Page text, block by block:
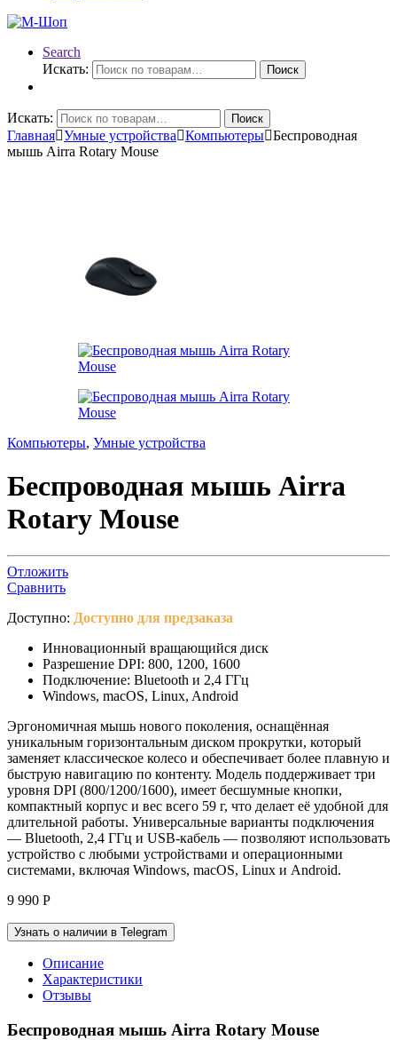
Search
Искать:
Поиск
Искать: Поиск
Главная Умные устройства Компьютеры Беспроводная
мышь Airra Rotary Mouse
Компьютеры, Умные устройства
Беспроводная мышь Airra
Rotary Mouse
Отложить
Сравнить
Доступно: Доступно для предзаказа
Инновационный вращающийся диск
Разрешение DPI: 800, 1200, 1600
Подключение: Bluetooth и 2,4 ГГц
Windows, macOS, Linux, Android
Эргономичная мышь нового поколения, оснащённая
уникальным горизонтальным диском прокрутки, который
заменяет классическое колесо и обеспечивает более плавную и
быструю навигацию по контенту. Модель поддерживает три
уровня DPI (800/1200/1600), имеет бесшумные кнопки,
компактный корпус и вес всего 59 г, что делает её удобной для
длительной работы. Универсальные варианты подключения
— Bluetooth, 2,4 ГГц и USB-кабель — позволяют использовать
устройство с любыми устройствами и операционными
системами, включая Windows, macOS, Linux и Android.
9 990 Р
Узнать о наличии в Telegram
Описание
Характеристики
Отзывы
Беспроводная мышь Airra Rotary Mouse